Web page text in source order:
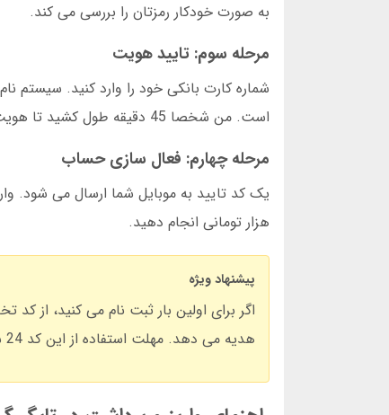
به صورت خودکار رمزتان را بررسی می کند.
مرحله سوم: تایید هویت
شماره کارت بانکی خود را وارد کنید. سیستم
است. من شخصا 45 دقیقه طول کشید تا هویت من تایید شود.
مرحله چهارم: فعال سازی حساب
هزار تومانی انجام دهید.
پیشنهاد ویژه
هدیه می دهد. مهلت استفاده از این کد 24 ساعت پس از ثبت نام است.